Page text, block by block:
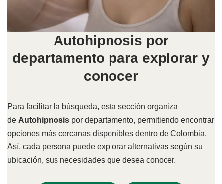
Autohipnosis por
departamento para explorar y
conocer
Para facilitar la búsqueda, esta sección organiza
de Autohipnosis por departamento, permitiendo encontrar
opciones más cercanas disponibles dentro de Colombia.
Así, cada persona puede explorar alternativas según su
ubicación, sus necesidades que desea conocer.